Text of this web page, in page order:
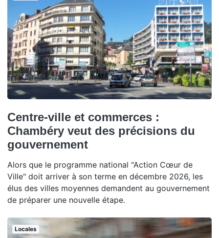
Centre-ville et commerces :
Chambéry veut des précisions du
gouvernement
Alors que le programme national "Action Cœur de
Ville" doit arriver à son terme en décembre 2026, les
élus des villes moyennes demandent au gouvernement
de préparer une nouvelle étape.
Locales